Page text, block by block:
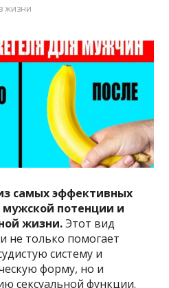
жизни
самых эффективных
потенции и
жизни.Этот вид
не только помогает
систему и
форму, но и
сексуальной функции.